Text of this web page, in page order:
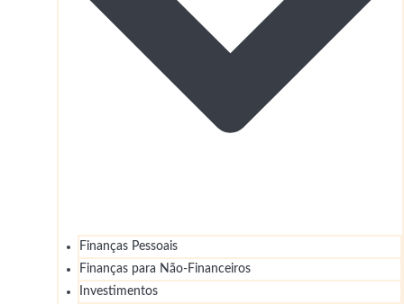
Finanças Pessoais
Finanças para Não-Financeiros
Investimentos